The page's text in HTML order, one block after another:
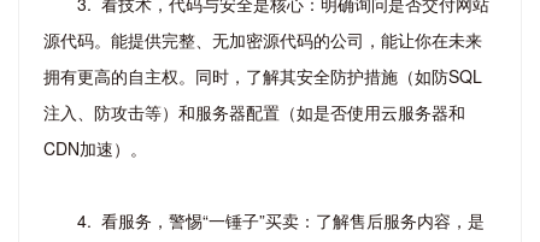
源代码。能提供完整、无加密源代码的公司，能让你在未来
拥有更高的自主权。同时，了解其安全防护措施（如防SQL
注入、防攻击等）和服务器配置（如是否使用云服务器和
CDN加速）。
4. 看服务，警惕“一锤子”买卖：了解售后服务内容，是